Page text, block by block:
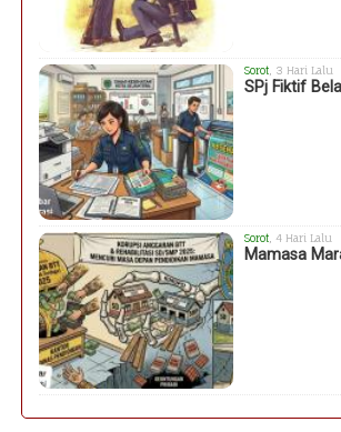
Sorot , 3 Hari Lalu
SPj Fiktif
Sorot , 4 Hari Lalu
Mamasa